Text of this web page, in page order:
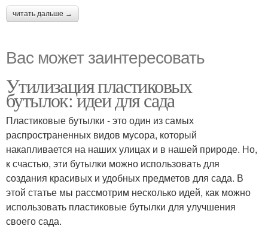
читать дальше →
Вас может заинтересовать
Утилизация пластиковых
бутылок: идеи для сада
Пластиковые бутылки - это один из самых
распространенных видов мусора, который
накапливается на наших улицах и в нашей природе. Но,
к счастью, эти бутылки можно использовать для
создания красивых и удобных предметов для сада. В
этой статье мы рассмотрим несколько идей, как можно
использовать пластиковые бутылки для улучшения
своего сада.